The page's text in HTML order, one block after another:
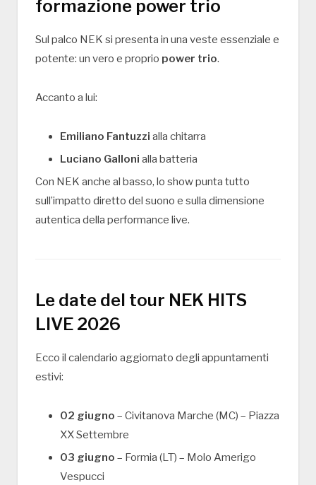
formazione power trio
Sul palco NEK si presenta in una veste essenziale e
potente: un vero e proprio power trio.
Accanto a lui:
Emiliano Fantuzzi alla chitarra
Luciano Galloni alla batteria
Con NEK anche al basso, lo show punta tutto
sull’impatto diretto del suono e sulla dimensione
autentica della performance live.
Le date del tour NEK HITS
LIVE 2026
Ecco il calendario aggiornato degli appuntamenti
estivi:
02 giugno – Civitanova Marche (MC) – Piazza
XX Settembre
03 giugno – Formia (LT) – Molo Amerigo
Vespucci